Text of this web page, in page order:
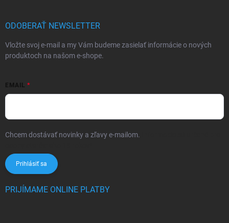
ODOBERAŤ NEWSLETTER
Vložte svoj e-mail a my Vám budeme zasielať informácie o nových
produktoch na našom e-shope.
EMAIL
Chcem dostávať novinky a zľavy e-mailom.
Prihlásiť sa
PRIJÍMAME ONLINE PLATBY